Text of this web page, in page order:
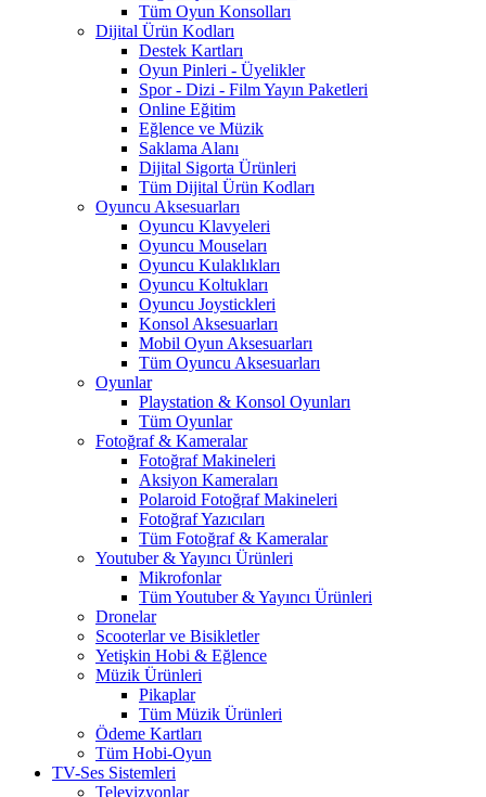
Tüm Oyun Konsolları
Dijital Ürün Kodları
Destek Kartları
Oyun Pinleri - Üyelikler
Spor - Dizi - Film Yayın Paketleri
Online Eğitim
Eğlence ve Müzik
Saklama Alanı
Dijital Sigorta Ürünleri
Tüm Dijital Ürün Kodları
Oyuncu Aksesuarları
Oyuncu Klavyeleri
Oyuncu Mouseları
Oyuncu Kulaklıkları
Oyuncu Koltukları
Oyuncu Joystickleri
Konsol Aksesuarları
Mobil Oyun Aksesuarları
Tüm Oyuncu Aksesuarları
Oyunlar
Playstation & Konsol Oyunları
Tüm Oyunlar
Fotoğraf & Kameralar
Fotoğraf Makineleri
Aksiyon Kameraları
Polaroid Fotoğraf Makineleri
Fotoğraf Yazıcıları
Tüm Fotoğraf & Kameralar
Youtuber & Yayıncı Ürünleri
Mikrofonlar
Tüm Youtuber & Yayıncı Ürünleri
Dronelar
Scooterlar ve Bisikletler
Yetişkin Hobi & Eğlence
Müzik Ürünleri
Pikaplar
Tüm Müzik Ürünleri
Ödeme Kartları
Tüm Hobi-Oyun
TV-Ses Sistemleri
Televizyonlar